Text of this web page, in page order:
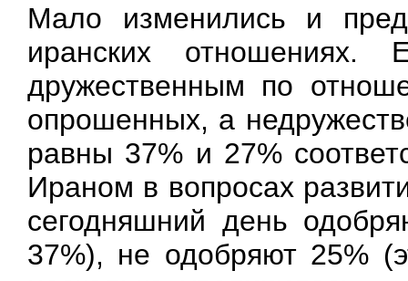
Мало изменились и
иранских
дружественным по
опрошенных, а
равны 37% и 27%
Ираном в вопросах
сегодняшний день
37%), не одобряют 25%